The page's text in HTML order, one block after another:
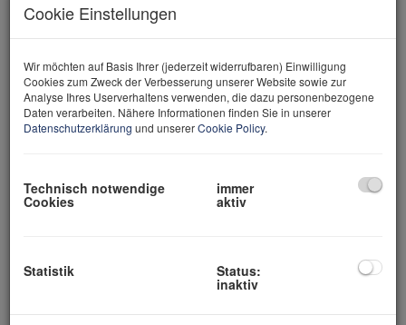
Eckdaten
Objektnr.
25980
Nutzungsart
Wohnen
Gartenfläche ca. 585 m
ca. 32 m
Cookie Einstellungen
Wir möchten auf Basis Ihrer (jederzeit widerrufbaren) Einwilligung
Cookies zum Zweck der Verbesserung unserer Website sowie zur
Analyse Ihres Userverhaltens verwenden, die dazu personenbezogene
Daten verarbeiten. Nähere Informationen finden Sie in unserer
Datenschutzerklärung und unsererCookie Policy.
Technisch notwendige
Cookies
immer
aktiv
Statistik Status:
inaktiv